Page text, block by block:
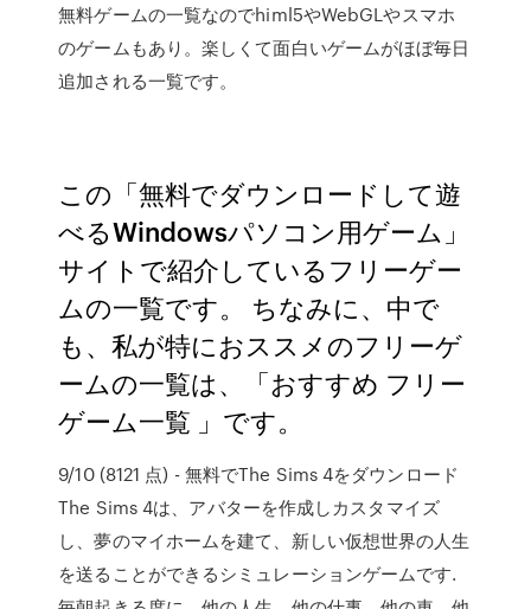
無料ゲームの一覧なのでhiml5やWebGLやスマホ
のゲームもあり。楽しくて面白いゲームがほぼ毎日
追加される一覧です。
この「無料でダウンロードして遊
べるWindowsパソコン用ゲーム」
サイトで紹介しているフリーゲー
ムの一覧です。 ちなみに、中で
も、私が特におススメのフリーゲ
ームの一覧は、「おすすめ フリー
ゲーム一覧 」です。
9/10 (8121 点) - 無料でThe Sims 4をダウンロード
The Sims 4は、アバターを作成しカスタマイズ
し、夢のマイホームを建て、新しい仮想世界の人生
を送ることができるシミュレーションゲームです.